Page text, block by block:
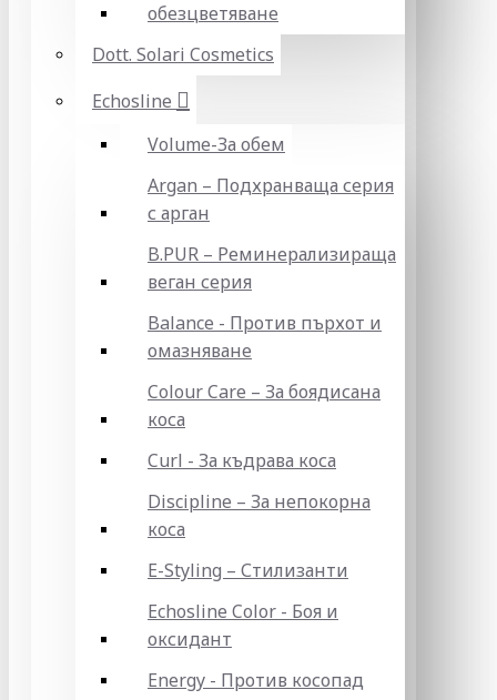
обезцветяване
Dott. Solari Cosmetics
Echosline
Volume-За обем
Argan – Подхранваща серия
с арган
B.PUR – Реминерализираща
веган серия
Balance - Против пърхот и
омазняване
Colour Care – За боядисана
коса
Curl - За къдрава коса
Discipline – За непокорна
коса
E-Styling – Стилизанти
Echosline Color - Боя и
оксидант
Energy - Против косопад